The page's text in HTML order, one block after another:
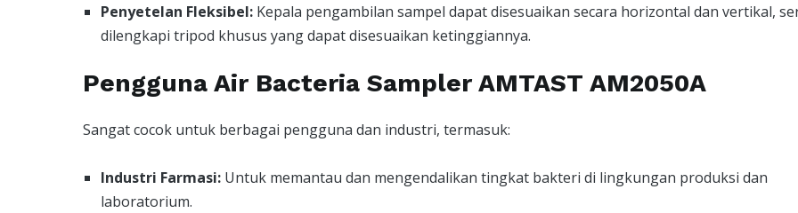
Penyetelan Fleksibel: Kepala pengambilan sampel dapat disesuaikan secara horizontal dan vertikal,
dilengkapi tripod khusus yang dapat disesuaikan ketinggiannya.
Pengguna Air Bacteria Sampler AMTAST AM2050A
Sangat cocok untuk berbagai pengguna dan industri, termasuk:
Industri Farmasi: Untuk memantau dan mengendalikan tingkat bakteri di lingkungan produksi dan
laboratorium.